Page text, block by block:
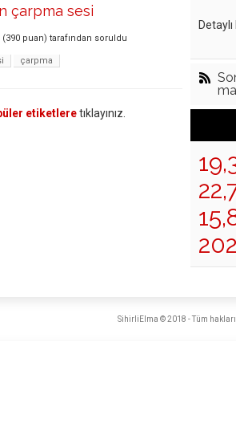
çarpma sesi
(390 puan) tarafından soruldu
çarpma
etiketleretıklayınız.
SihirliElma © 2018 - Tüm hakları